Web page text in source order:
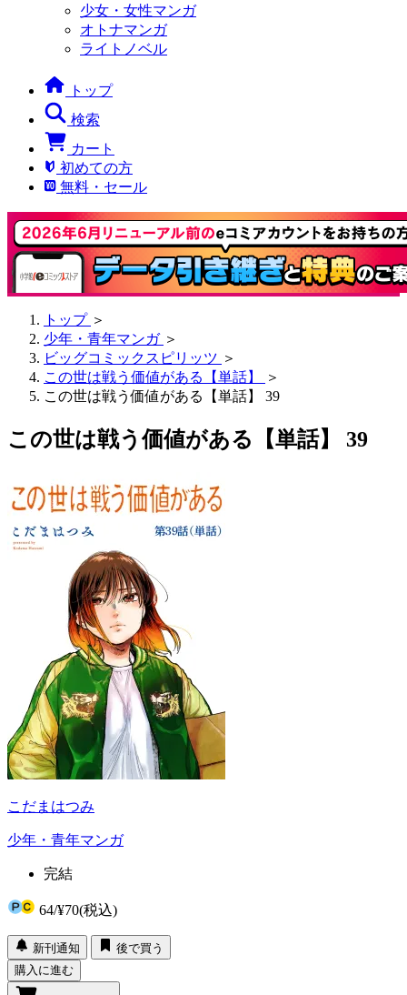
少女・女性マンガ
オトナマンガ
ライトノベル
トップ
検索
カート
初めての方
無料・セール
トップ ＞
少年・青年マンガ ＞
ビッグコミックスピリッツ ＞
この世は戦う価値がある【単話】
＞
この世は戦う価値がある【単話】 39
この世は戦う価値がある【単話】 39
こだまはつみ
少年・青年マンガ
完結
64/¥70(税込)
新刊通知
後で買う
購入に進む